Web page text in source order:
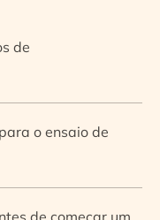
de
o ensaio de
de começar um